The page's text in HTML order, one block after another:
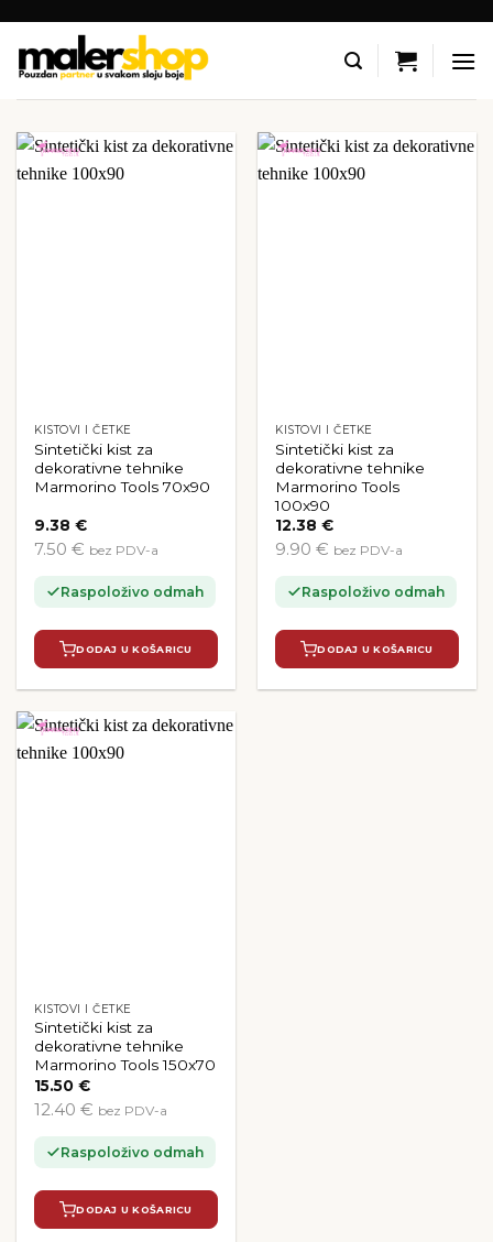
content
KISTOVI I ČETKE
Sintetički kist za
dekorativne tehnike
Marmorino Tools 70x90
9.38€
7.50 € bez PDV-a
Raspoloživo odmah
DODAJ U KOŠARICU
KISTOVI I ČETKE
Sintetički kist za
dekorativne tehnike
Marmorino Tools
100x90
12.38€
9.90 € bez PDV-a
Raspoloživo odmah
DODAJ U KOŠARICU
KISTOVI I ČETKE
Sintetički kist za
dekorativne tehnike
Marmorino Tools 150x70
15.50€
12.40 € bez PDV-a
Raspoloživo odmah
DODAJ U KOŠARICU